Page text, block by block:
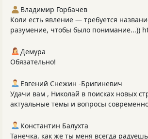
Владимир Горбачёв
Коли есть явление — требуется
разумение, чтобы было понимание...))
Демура
Обязательно!
Евгений Снежин -Бригиневич
Удачи вам , Николай в поисках новых
актуальные темы и вопросы
Константин Балухта
Танечка, как же ты меня всегда